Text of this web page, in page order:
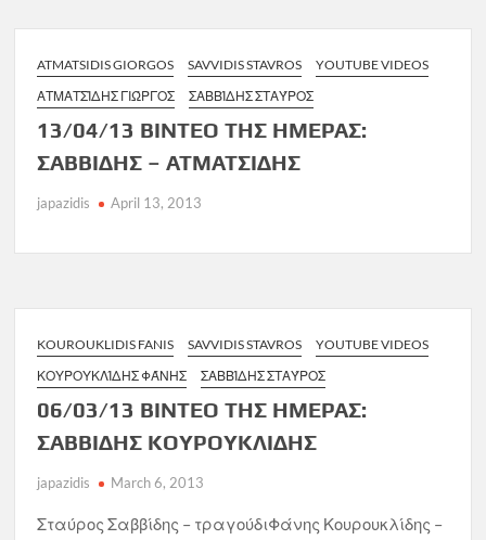
ATMATSIDIS GIORGOS SAVVIDIS STAVROS
YOUTUBE VIDEOS
ΑΤΜΑΤΣΊΔΗΣ ΓΙΏΡΓΟΣ
ΣΑΒΒΊΔΗΣ ΣΤΑΎΡΟΣ
13/04/13 ΒΙΝΤΕΟ ΤΗΣ ΗΜΕΡΑΣ:
ΣΑΒΒΙΔΗΣ – ΑΤΜΑΤΣΙΔΗΣ
japazidis April 13, 2013
KOUROUKLIDIS FANIS SAVVIDIS STAVROS
YOUTUBE VIDEOS
ΚΟΥΡΟΥΚΛΊΔΗΣ ΦΆΝΗΣ
ΣΑΒΒΊΔΗΣ ΣΤΑΎΡΟΣ
06/03/13 ΒΙΝΤΕΟ ΤΗΣ ΗΜΕΡΑΣ:
ΣΑΒΒΙΔΗΣ ΚΟΥΡΟΥΚΛΙΔΗΣ
japazidis March 6, 2013
Σταύρος Σαββίδης – τραγούδιΦάνης Κουρουκλίδης –